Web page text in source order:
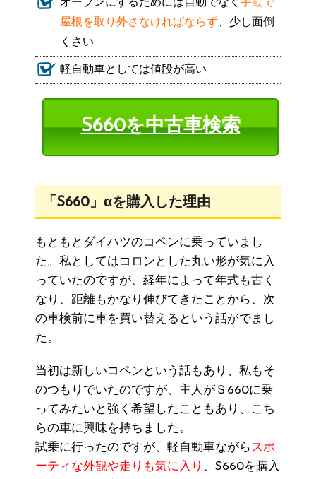
オープンにするためには自動でなく 手動で
屋根を取り外さなければならず、少し面倒
くさい
軽自動車としては値段が高い
S660を中古車検索
「S660」αを購入した理由
もともとダイハツのコペンに乗っていまし
た。私としてはコロンとした丸い形が気に入
っていたのですが、経年によって年式も古く
なり、距離もかなり伸びてきたことから、次
の車検前に車を買い替えるという話がでまし
た。
当初は新しいコペンという話もあり、私もそ
のつもりでいたのですが、主人がＳ660に乗
ってみたいと強く希望したこともあり、こち
らの車に興味を持ちました。
試乗に行ったのですが、軽自動車ながらスポ
ーティな外観や走りも気に入り 、S660を購入